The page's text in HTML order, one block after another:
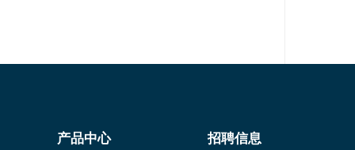
产品中心 招聘信息